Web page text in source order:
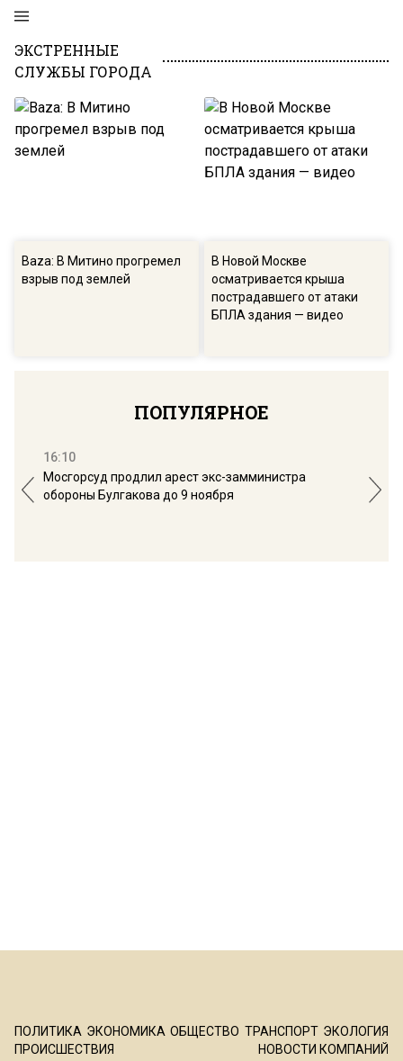
ЭКСТРЕННЫЕ
СЛУЖБЫ ГОРОДА
Baza: В Митино прогремел
взрыв под землей
В Новой Москве
осматривается крыша
пострадавшего от атаки
БПЛА здания — видео
ПОПУЛЯРНОЕ
16:10
Мосгорсуд продлил арест экс-замминистра
обороны Булгакова до 9 ноября
ПОЛИТИКА ЭКОНОМИКА ОБЩЕСТВО ТРАНСПОРТ ЭКОЛОГИЯ
ПРОИСШЕСТВИЯ
НОВОСТИ КОМПАНИЙ